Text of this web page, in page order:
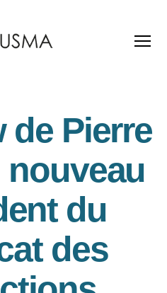
de Pierre
nouveau
du
des